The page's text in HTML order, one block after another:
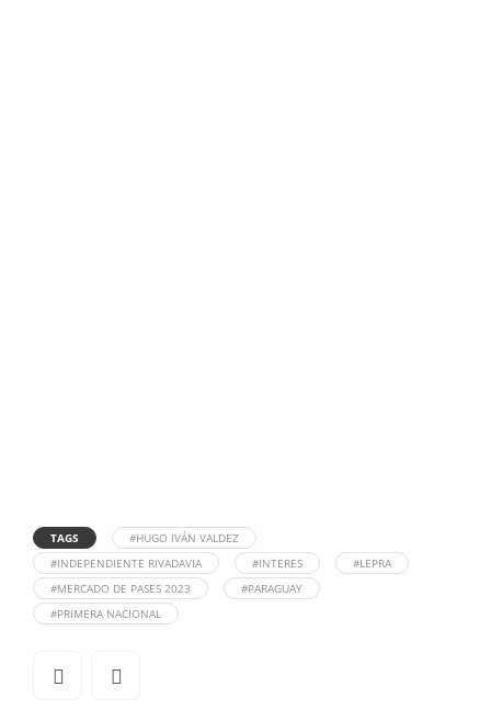
TAGS
#HUGO IVÁN VALDEZ
#INDEPENDIENTE RIVADAVIA
#INTERES
#LEPRA
#MERCADO DE PASES 2023
#PARAGUAY
#PRIMERA NACIONAL